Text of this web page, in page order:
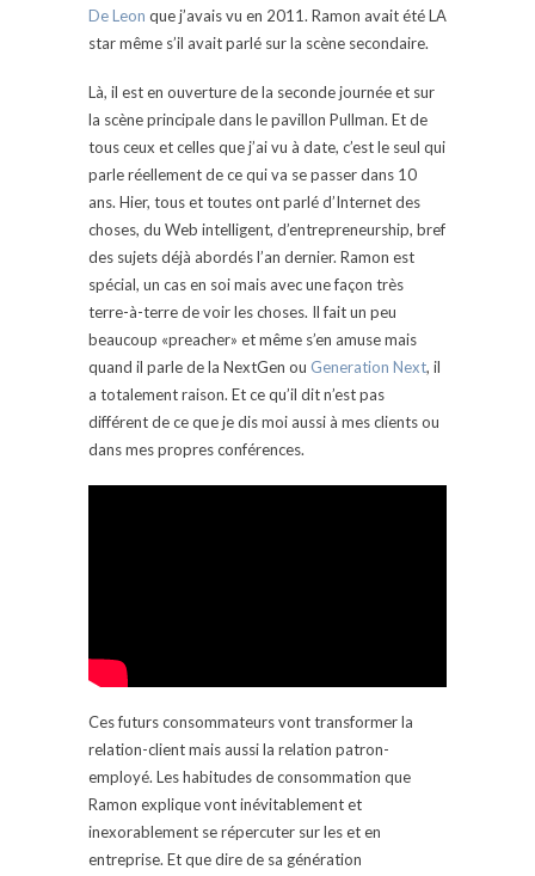
De Leon que j’avais vu en 2011. Ramon avait été LA
star même s’il avait parlé sur la scène secondaire.
Là, il est en ouverture de la seconde journée et sur
la scène principale dans le pavillon Pullman. Et de
tous ceux et celles que j’ai vu à date, c’est le seul qui
parle réellement de ce qui va se passer dans 10
ans. Hier, tous et toutes ont parlé d’Internet des
choses, du Web intelligent, d’entrepreneurship, bref
des sujets déjà abordés l’an dernier. Ramon est
spécial, un cas en soi mais avec une façon très
terre-à-terre de voir les choses. Il fait un peu
beaucoup «preacher» et même s’en amuse mais
quand il parle de la NextGen ou Generation Next, il
a totalement raison. Et ce qu’il dit n’est pas
différent de ce que je dis moi aussi à mes clients ou
dans mes propres conférences.
Ces futurs consommateurs vont transformer la
relation-client mais aussi la relation patron-
employé. Les habitudes de consommation que
Ramon explique vont inévitablement et
inexorablement se répercuter sur les et en
entreprise. Et que dire de sa génération